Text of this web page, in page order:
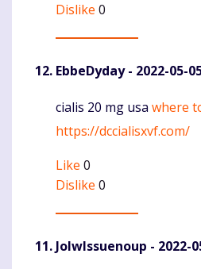
Dislike 0
EbbeDyday- 2022-05-
Komentaras
cialis 20 mg usa where
https://dccialisxvf.com/
Like 0
Dislike 0
JolwIssuenoup - 2022-